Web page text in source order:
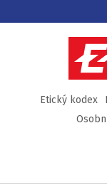
Etický kodex